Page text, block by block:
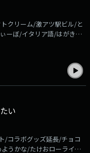
栞里がいつかは行ってみ
ン」を送ってください。佐
きます。メールの件名は
クリーム/激アツ駅ビル/と
ーぼ/イタリア語/はがき紹
ほかほかSunday」！
！
7dc4-4ad1-aa4d-
おたを募集しています！
募集中のコーナー●ほ
送ってください。佐藤栞
ます。メールの件名は「ほ
アに限らず「行ってみたい
い
/コラボグッズ延長/チョコ
うかな/たけおローライズ/